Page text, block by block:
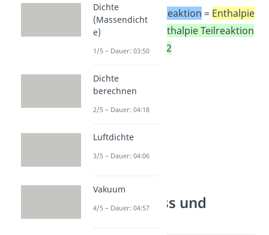
Enthalpie Gesamtreaktion = Enthalpie
Teilreaktion 1
Enthalpie Teilreaktion
2
Satz von Hess und
Enthalpie
Dichte
(Massendicht
e)
1/5 – Dauer: 03:50
Dichte
berechnen
2/5 – Dauer: 04:18
Luftdichte
3/5 – Dauer: 04:06
Vakuum
4/5 – Dauer: 04:57